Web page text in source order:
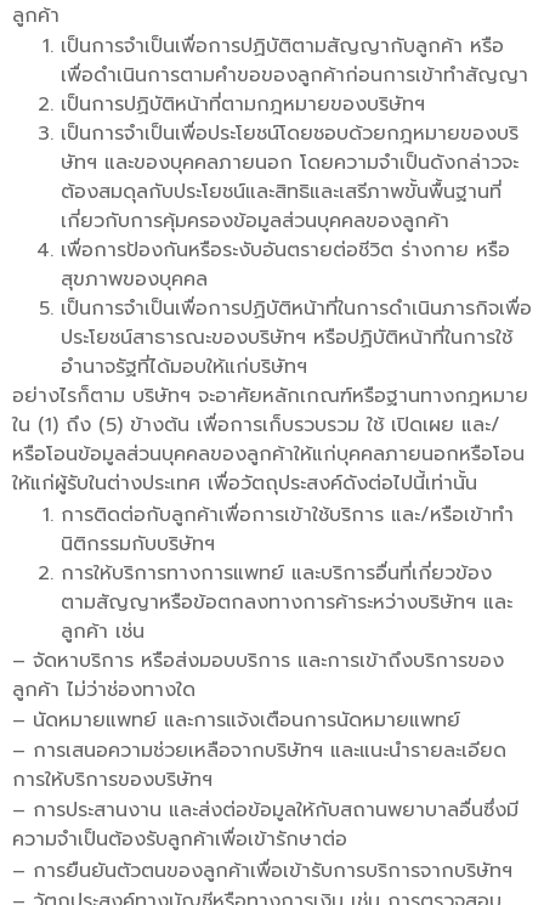
ลูกค้า
เป็นการจำเป็นเพื่อการปฏิบัติตามสัญญากับลูกค้า หรือ
เพื่อดำเนินการตามคำขอของลูกค้าก่อนการเข้าทำสัญญา
เป็นการปฏิบัติหน้าที่ตามกฎหมายของบริษัทฯ
เป็นการจำเป็นเพื่อประโยชน์โดยชอบด้วยกฎหมายของบริ
ษัทฯ และของบุคคลภายนอก โดยความจำเป็นดังกล่าวจะ
ต้องสมดุลกับประโยชน์และสิทธิและเสรีภาพขั้นพื้นฐานที่
เกี่ยวกับการคุ้มครองข้อมูลส่วนบุคคลของลูกค้า
เพื่อการป้องกันหรือระงับอันตรายต่อชีวิต ร่างกาย หรือ
สุขภาพของบุคคล
เป็นการจำเป็นเพื่อการปฏิบัติหน้าที่ในการดำเนินภารกิจเพื่อ
ประโยชน์สาธารณะของบริษัทฯ หรือปฏิบัติหน้าที่ในการใช้
อำนาจรัฐที่ได้มอบให้แก่บริษัทฯ
อย่างไรก็ตาม บริษัทฯ จะอาศัยหลักเกณฑ์หรือฐานทางกฎหมาย
ใน (1) ถึง (5) ข้างต้น เพื่อการเก็บรวบรวม ใช้ เปิดเผย และ/
หรือโอนข้อมูลส่วนบุคคลของลูกค้าให้แก่บุคคลภายนอกหรือโอน
ให้แก่ผู้รับในต่างประเทศ เพื่อวัตถุประสงค์ดังต่อไปนี้เท่านั้น
การติดต่อกับลูกค้าเพื่อการเข้าใช้บริการ และ/หรือเข้าทำ
นิติกรรมกับบริษัทฯ
การให้บริการทางการแพทย์ และบริการอื่นที่เกี่ยวข้อง
ตามสัญญาหรือข้อตกลงทางการค้าระหว่างบริษัทฯ และ
ลูกค้า เช่น
– จัดหาบริการ หรือส่งมอบบริการ และการเข้าถึงบริการของ
ลูกค้า ไม่ว่าช่องทางใด
– นัดหมายแพทย์ และการแจ้งเตือนการนัดหมายแพทย์
– การเสนอความช่วยเหลือจากบริษัทฯ และแนะนำรายละเอียด
การให้บริการของบริษัทฯ
– การประสานงาน และส่งต่อข้อมูลให้กับสถานพยาบาลอื่นซึ่งมี
ความจำเป็นต้องรับลูกค้าเพื่อเข้ารักษาต่อ
– การยืนยันตัวตนของลูกค้าเพื่อเข้ารับการบริการจากบริษัทฯ